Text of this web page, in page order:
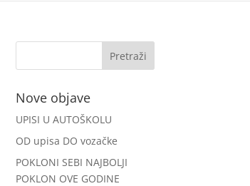
Nove objave
UPISI U AUTOŠKOLU
OD upisa DO vozačke
POKLONI SEBI NAJBOLJI
POKLON OVE GODINE